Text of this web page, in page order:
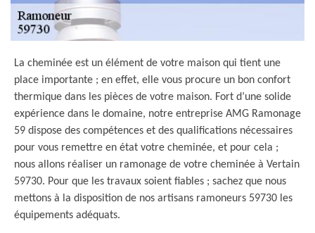
La cheminée est un élément de votre maison qui tient une
place importante ; en effet, elle vous procure un bon confort
thermique dans les pièces de votre maison. Fort d’une solide
expérience dans le domaine, notre entreprise AMG Ramonage
59 dispose des compétences et des qualifications nécessaires
pour vous remettre en état votre cheminée, et pour cela ;
nous allons réaliser un ramonage de votre cheminée à Vertain
59730. Pour que les travaux soient fiables ; sachez que nous
mettons à la disposition de nos artisans ramoneurs 59730 les
équipements adéquats.